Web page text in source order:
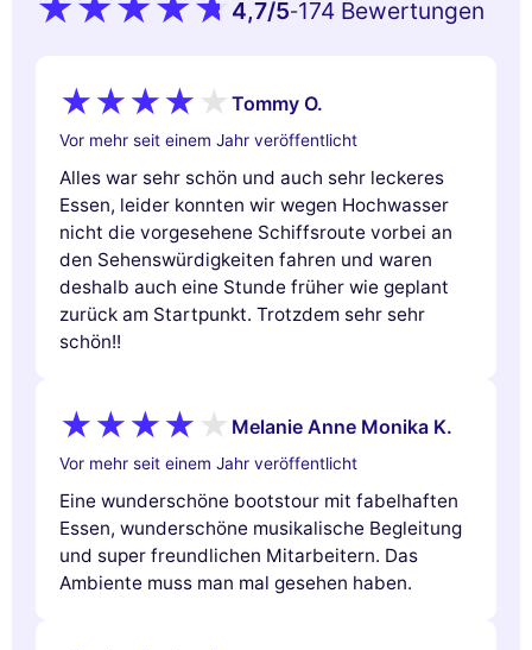
4,7/5-174 Bewertungen
Tommy O.
Vor mehr seit einem Jahr veröffentlicht
Alles war sehr schön und auch sehr leckeres
Essen, leider konnten wir wegen Hochwasser
nicht die vorgesehene Schiffsroute vorbei an
den Sehenswürdigkeiten fahren und waren
deshalb auch eine Stunde früher wie geplant
zurück am Startpunkt. Trotzdem sehr sehr
schön!!
Melanie Anne Monika K.
Vor mehr seit einem Jahr veröffentlicht
Eine wunderschöne bootstour mit fabelhaften
Essen, wunderschöne musikalische Begleitung
und super freundlichen Mitarbeitern. Das
Ambiente muss man mal gesehen haben.